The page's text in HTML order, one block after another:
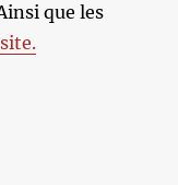
que les